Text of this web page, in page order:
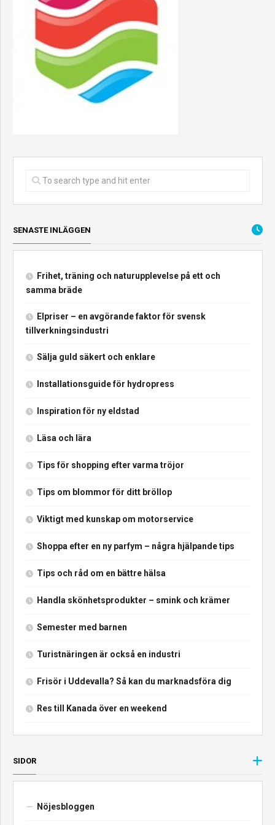
SENASTE INLÄGGEN
Frihet, träning och naturupplevelse på ett och
samma bräde
Elpriser – en avgörande faktor för svensk
tillverkningsindustri
Sälja guld säkert och enklare
Installationsguide för hydropress
Inspiration för ny eldstad
Läsa och lära
Tips för shopping efter varma tröjor
Tips om blommor för ditt bröllop
Viktigt med kunskap om motorservice
Shoppa efter en ny parfym – några hjälpande tips
Tips och råd om en bättre hälsa
Handla skönhetsprodukter – smink och krämer
Semester med barnen
Turistnäringen är också en industri
Frisör i Uddevalla? Så kan du marknadsföra dig
Res till Kanada över en weekend
SIDOR
Nöjesbloggen